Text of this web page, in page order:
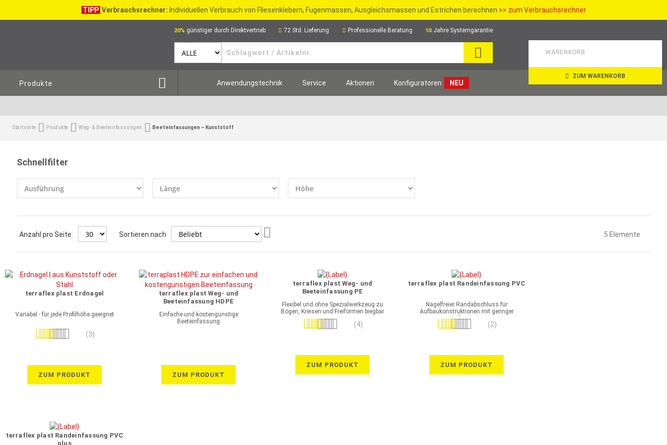
TIPP Verbrauchsrechner: Individuellen Verbrauch von Fliesenklebern, Fugenmassen, Ausgleichsmassen und Estrichen berechnen >> zum Verbrauchsrechner
20% günstiger durch Direktvertrieb 72 Std. Lieferung Professionelle Beratung 10 Jahre Systemgarantie
WARENKORB
ZUM WARENKORB
Produkte Anwendungstechnik Service Aktionen Konfiguratoren NEU
Startseite Produkte Weg- & Beeteinfassungen Beeteinfassungen – Kunststoff
Schnellfilter
Anzahl pro Seite: Sortieren nach 5 Elemente
terraflex plast Erdnagel
Variabel - für jede Profilhöhe geeignet
Bewertung: (3)
ZUM PRODUKT
terraflex plast Weg- und
Beeteinfassung HDPE
Einfache und kostengünstige
Beeteinfassung
ZUM PRODUKT
terraflex plast Weg- und
Beeteinfassung PE
Flexibel und ohne Spezialwerkzeug zu
Bögen, Kreisen und Freiformen biegbar
Bewertung:
(4)
ZUM PRODUKT
terraflex plast Randeinfassung PVC
Nagelfreier Randabschluss für
Aufbaukonstruktionen mit geringer
Aufbauhöhe
Bewertung: (2)
ZUM PRODUKT
terraflex plast Randeinfassung PVC
plus